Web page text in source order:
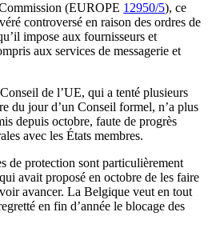
(EUROPE 12950/5), ce
controversé en raison des ordres de
impose aux fournisseurs et
aux services de messagerie et
de l’UE, qui a tenté plusieurs
du jour d’un Conseil formel, n’a plus
depuis octobre, faute de progrès
avec les États membres.
de protection sont particulièrement
avait proposé en octobre de les faire
avancer. La Belgique veut en tout
en fin d’année le blocage des